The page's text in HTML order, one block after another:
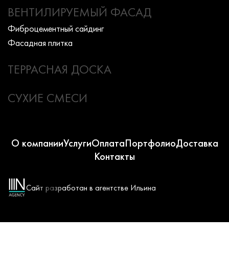
ВЕНТИЛИРУЕМЫЙ ФАСАД
Фиброцементный сайдинг
Фасадная плитка
ТЕРРАСНАЯ ДОСКА
СУХИЕ СМЕСИ
О компанииУслугиОплатаПортфолиоДоставка
Контакты
Сайт разработан в агентстве Ильина